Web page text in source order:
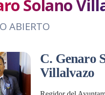
Solano
ABIERTO
C. Genaro
Villalvazo